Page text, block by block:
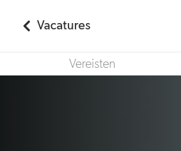
Vacatures
Vereisten